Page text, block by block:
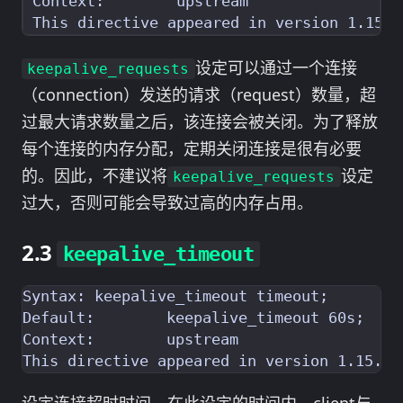
keepalive_requests 设定可以通过一个连接
（connection）发送的请求（request）数量，超
过最大请求数量之后，该连接会被关闭。为了释放
每个连接的内存分配，定期关闭连接是很有必要
的。因此，不建议将 keepalive_requests 设定
过大，否则可能会导致过高的内存占用。
keepalive_timeout
Syntax:	keepalive_timeout timeout;
Default:	keepalive_timeout 60s;
Context:	upstream